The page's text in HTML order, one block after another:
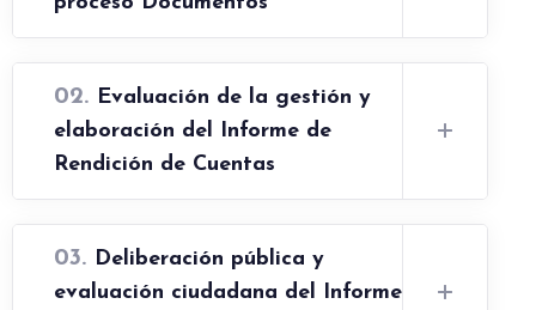
02. Evaluación de la gestión y
elaboración del Informe de
Rendición de Cuentas
03. Deliberación pública y
evaluación ciudadana del Informe